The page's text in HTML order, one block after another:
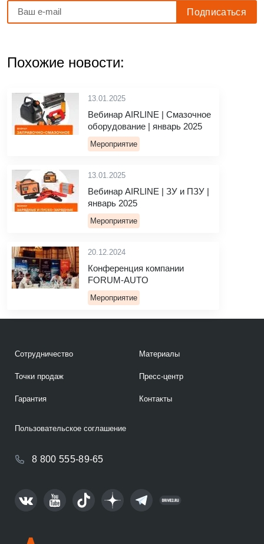
Похожие новости:
13.01.2025
Вебинар AIRLINE | Смазочное
оборудование | январь 2025
Мероприятие
13.01.2025
Вебинар AIRLINE | ЗУ и ПЗУ |
январь 2025
Мероприятие
20.12.2024
Конференция компании
FORUM-AUTO
Мероприятие
Сотрудничество
Точки продаж
Гарантия
Материалы
Пресс-центр
Контакты
8 800 555-89-65
Пользовательское соглашение